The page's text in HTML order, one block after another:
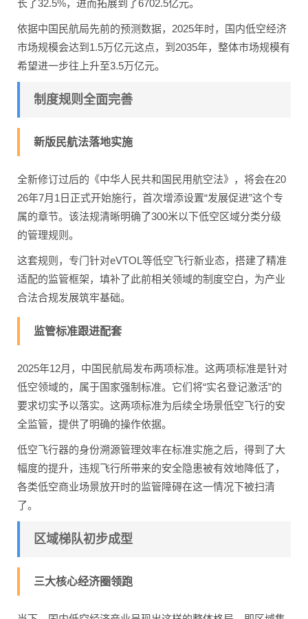
长了32.5%，进而拓展到了6702.5亿元。
依据中国民航局先前的预测数据，2025年时，国内低空经济
市场规模会达到1.5万亿元这点，到2035年，整体市场规模有
希望进一步往上升至3.5万亿元。
制度规则全面完善
新版民航法落地实施
全新修订过后的《中华人民共和国民用航空法》，将会在20
26年7月1日正式开始施行，首次增添设置“发展促进”这个专
属的章节。该法规清晰明确了300米以下低空区域分类分级
的管理规则。
这套规则，专门针对eVTOL等低空飞行新业态，搭建了精准
适配的监管框架，填补了此前相关领域的制度空白，为产业
合法合规发展筑牢基础。
监管标准跟进配套
2025年12月，中国民航局发布两项标准。这两项标准是针对
低空领域的，属于国家强制标准。它们将“实名登记激活”的
要求切实予以落实。这两项标准为后续全场景低空飞行的安
全监管，提供了明确的操作依据。
低空飞行器的身份溯源管理效率在标准实施之后，得到了大
幅度的提升，违规飞行所带来的安全隐患被有效地降低了，
各类低空商业场景放开时的监管障碍在这一情况下被扫清
了。
区域梯队初步成型
三大核心经济圈领跑